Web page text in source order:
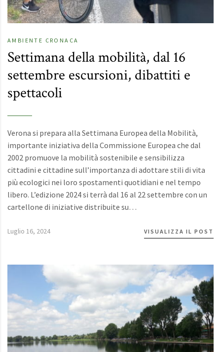
AMBIENTE CRONACA
Settimana della mobilità, dal 16
settembre escursioni, dibattiti e
spettacoli
Verona si prepara alla Settimana Europea della Mobilità,
importante iniziativa della Commissione Europea che dal
2002 promuove la mobilità sostenibile e sensibilizza
cittadini e cittadine sull’importanza di adottare stili di vita
più ecologici nei loro spostamenti quotidiani e nel tempo
libero. L’edizione 2024 si terrà dal 16 al 22 settembre con un
cartellone di iniziative distribuite su…
Luglio 16, 2024 VISUALIZZA IL POST